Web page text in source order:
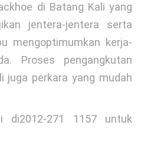
di Batang Kali yang
jentera-jentera serta
mengoptimumkan kerja-
Proses pengangkutan
juga perkara yang mudah
di2012-271 1157 untuk